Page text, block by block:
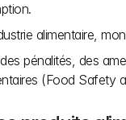
alimentaire,
pénalités, des
(Food Safety